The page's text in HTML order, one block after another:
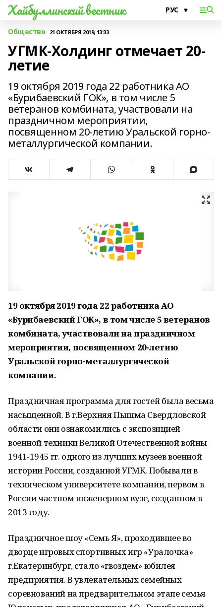
Хайбуллинский вестник
Общество 21 ОКТЯБРЯ 2019, 13:33
УГМК-Холдинг отмечает 20-
летие
19 октября 2019 года 22 работника АО
«Бурибаевский ГОК», в том числе 5
ветеранов комбината, участвовали на
праздничном мероприятии,
посвященном 20-летию Уральской горно-
металлургической компании.
19 октября 2019 года 22 работника АО
«Бурибаевский ГОК», в том числе 5 ветеранов
комбината, участвовали на праздничном
мероприятии, посвященном 20-летию
Уральской горно-металлургической
компании.
Праздничная программа для гостей была весьма
насыщенной. В г.Верхняя Пышма Свердловской
области они ознакомились с экспозицией
военной техники Великой Отечественной войны
1941-1945 гг. одного из лучших музеев военной
истории России, созданной УГМК. Побывали в
техническом университете компании, первом в
России частном инженерном вузе, созданном в
2013 году.
Праздничное шоу «Семь Я», проходившее во
дворце игровых спортивных игр «Уралочка»
г.Екатеринбург, стало «гвоздем» юбилея
предприятия. В увлекательных семейных
соревнований на предварительном этапе семья